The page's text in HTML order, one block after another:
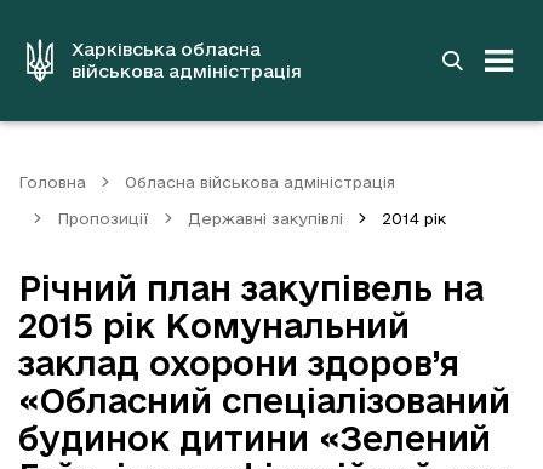
вмістуХарківська обласна
військова адміністрація
Головна Обласна військова адміністрація
Пропозиції Державні закупівлі 2014 рік
Річний план закупівель на
2015 рік Комунальний
заклад охорони здоров’я
«Обласний спеціалізований
будинок дитини «Зелений